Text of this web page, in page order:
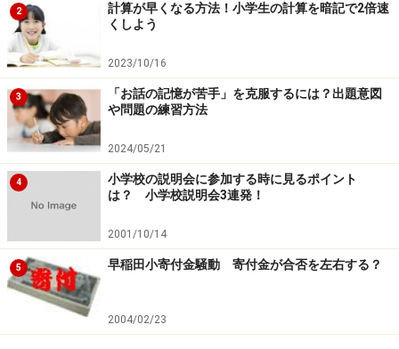
2
計算が早くなる方法！小学生の計算を暗記で2倍速
くしよう
2023/10/16
3
「お話の記憶が苦手」を克服するには？出題意図
や問題の練習方法
2024/05/21
4
小学校の説明会に参加する時に見るポイント
は？ 小学校説明会3連発！
2001/10/14
5 早稲田小寄付金騒動 寄付金が合否を左右する？
2004/02/23